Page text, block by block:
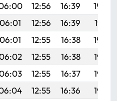
12:56 16:39
19:42
06:01 12:56 16:39
19:41
06:01 12:55 16:38
19:39
12:55 16:38
19:38
12:55 16:37
19:37
12:55 16:36
19:35